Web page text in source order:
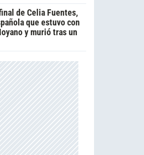
de Celia Fuentes,
que estuvo con
y murió tras un